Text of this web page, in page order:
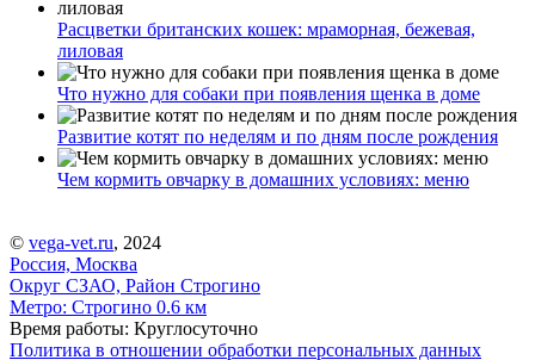
Расцветки британских кошек: мраморная, бежевая,
лиловая
Что нужно для собаки при появления щенка в доме
Развитие котят по неделям и по дням после рождения
Чем кормить овчарку в домашних условиях: меню
© vega-vet.ru, 2024
Россия, Москва
Округ СЗАО, Район Строгино
Метро: Строгино 0.6 км
Время работы: Круглосуточно
Политика в отношении обработки персональных данных